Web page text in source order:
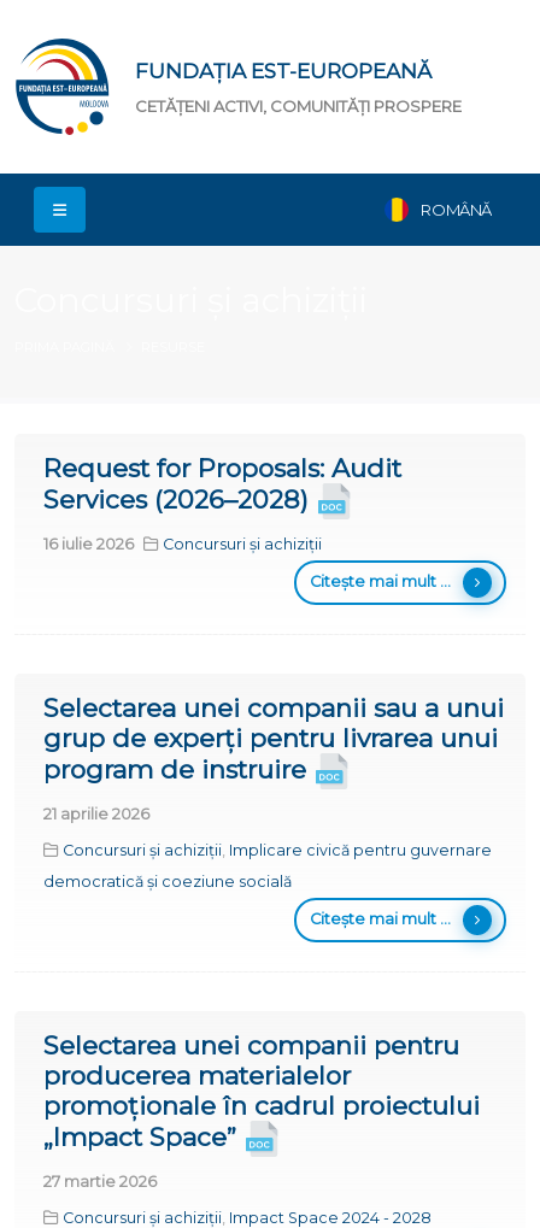
FUNDAȚIA EST-EUROPEANĂ
CETĂȚENI ACTIVI, COMUNITĂȚI PROSPERE
ROMÂNĂ
Request for Proposals: Audit
Services (2026–2028)
16 iulie 2026 Concursuri și achiziții
Citește mai mult ...
Selectarea unei companii sau a unui
grup de experți pentru livrarea unui
program de instruire
21 aprilie 2026
Concursuri și achiziții, Implicare civică pentru guvernare
democratică și coeziune socială
Citește mai mult ...
Selectarea unei companii pentru
producerea materialelor
promoționale în cadrul proiectului
„Impact Space”
27 martie 2026
Concursuri și achiziții, Impact Space 2024 - 2028